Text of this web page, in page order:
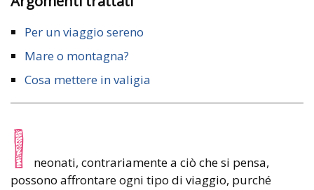
Per un viaggio sereno
Mare o montagna?
Cosa mettere in valigia
I
neonati, contrariamente a ciò che si pensa,
possono affrontare ogni tipo di viaggio, purché